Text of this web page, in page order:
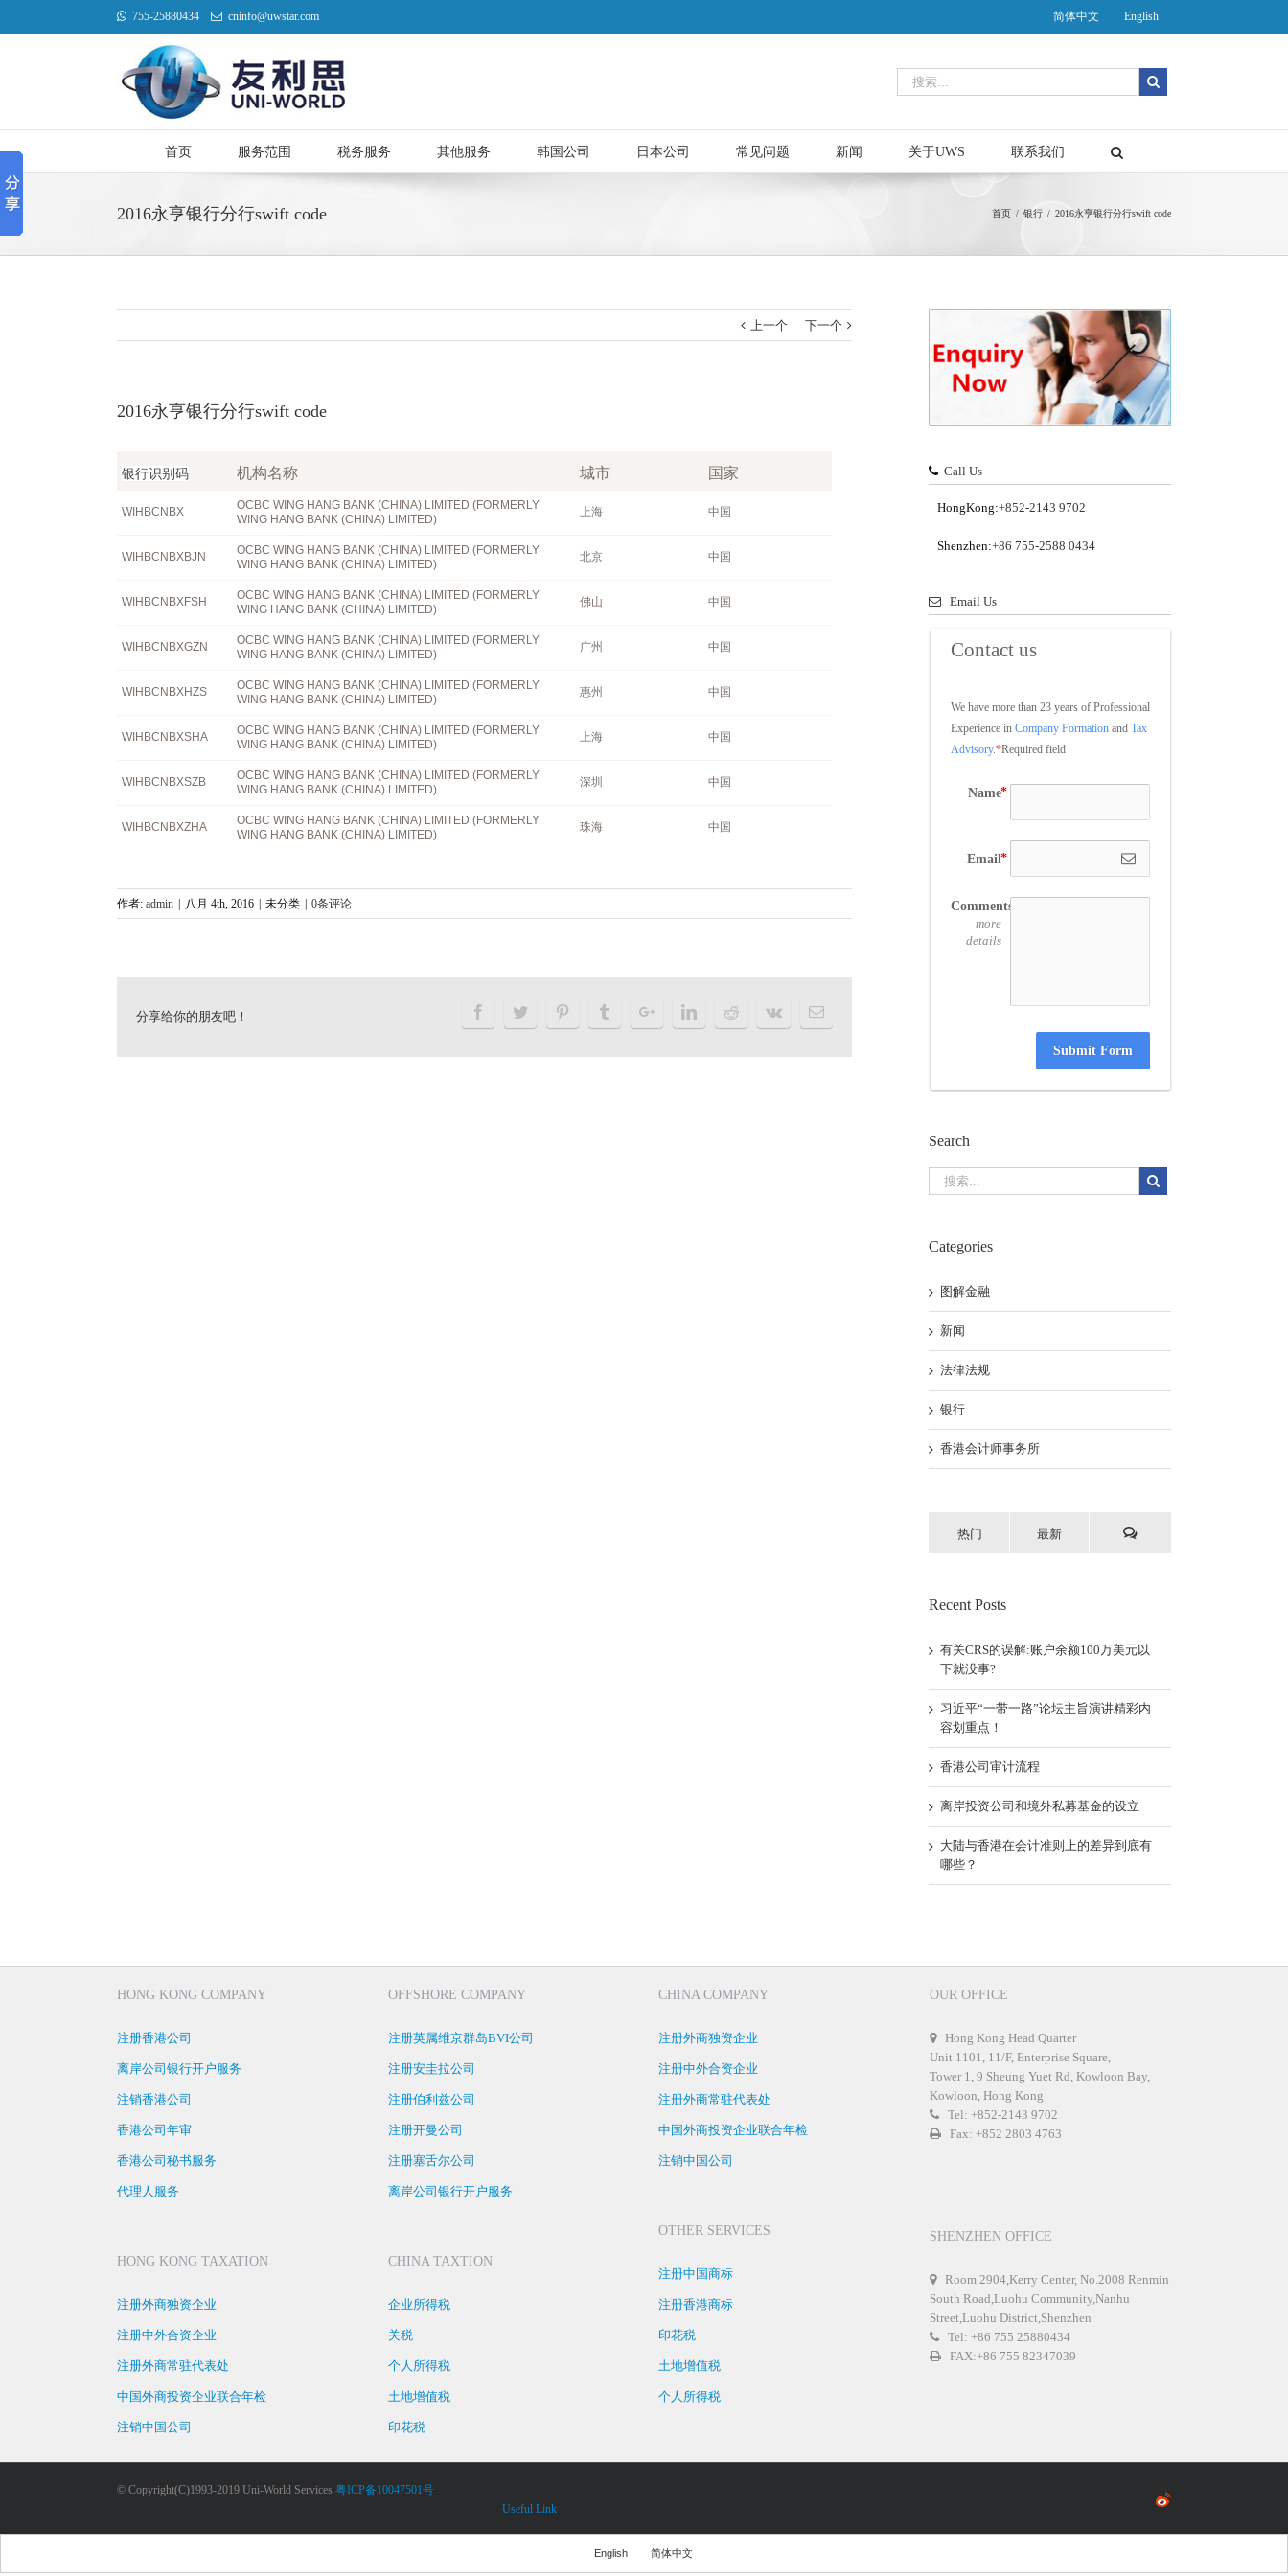
755-25880434 cninfo@uwstar.com 简体中文 English
首页 服务范围 税务服务 其他服务 韩国公司 日本公司 常见问题 新闻 关于UWS 联系我们
2016永亨银行分行swift code 首页 / 银行 / 2016永亨银行分行swift code
上一个 下一个
2016永亨银行分行swift code
银行识别码 机构名称 城市 国家
WIHBCNBX
OCBC WING HANG BANK (CHINA) LIMITED (FORMERLY
WING HANG BANK (CHINA) LIMITED)
上海 中国
WIHBCNBXBJN
OCBC WING HANG BANK (CHINA) LIMITED (FORMERLY
WING HANG BANK (CHINA) LIMITED)
北京 中国
WIHBCNBXFSH
OCBC WING HANG BANK (CHINA) LIMITED (FORMERLY
WING HANG BANK (CHINA) LIMITED)
佛山 中国
WIHBCNBXGZN
OCBC WING HANG BANK (CHINA) LIMITED (FORMERLY
WING HANG BANK (CHINA) LIMITED)
广州 中国
WIHBCNBXHZS
OCBC WING HANG BANK (CHINA) LIMITED (FORMERLY
WING HANG BANK (CHINA) LIMITED)
惠州 中国
WIHBCNBXSHA
OCBC WING HANG BANK (CHINA) LIMITED (FORMERLY
WING HANG BANK (CHINA) LIMITED)
上海 中国
WIHBCNBXSZB
OCBC WING HANG BANK (CHINA) LIMITED (FORMERLY
WING HANG BANK (CHINA) LIMITED)
深圳 中国
WIHBCNBXZHA
OCBC WING HANG BANK (CHINA) LIMITED (FORMERLY
WING HANG BANK (CHINA) LIMITED)
珠海 中国
作者: admin 八月 4th, 2016 未分类 0条评论
分享给你的朋友吧！
Call Us
HongKong:+852-2143 9702
Shenzhen:+86 755-2588 0434
Email Us
Contact us
We have more than 23 years of Professional
Experience in Company Formation and Tax
Advisory.*Required field
Name
Email
Comments
more
details
Submit Form
Search
Categories
图解金融
新闻
法律法规
银行
香港会计师事务所
热门 最新
Recent Posts
有关CRS的误解:账户余额100万美元以
下就没事?
习近平“一带一路”论坛主旨演讲精彩内
容划重点！
香港公司审计流程
离岸投资公司和境外私募基金的设立
大陆与香港在会计准则上的差异到底有
哪些？
HONG KONG COMPANY
注册香港公司
离岸公司银行开户服务
注销香港公司
香港公司年审
香港公司秘书服务
代理人服务
HONG KONG TAXATION
注册外商独资企业
注册中外合资企业
注册外商常驻代表处
中国外商投资企业联合年检
注销中国公司
OFFSHORE COMPANY
注册英属维京群岛BVI公司
注册安圭拉公司
注册伯利兹公司
注册开曼公司
注册塞舌尔公司
离岸公司银行开户服务
CHINA TAXTION
企业所得税
关税
个人所得税
土地增值税
印花税
CHINA COMPANY
注册外商独资企业
注册中外合资企业
注册外商常驻代表处
中国外商投资企业联合年检
注销中国公司
OTHER SERVICES
注册中国商标
注册香港商标
印花税
土地增值税
个人所得税
OUR OFFICE
Hong Kong Head Quarter
Unit 1101, 11/F, Enterprise Square,
Tower 1, 9 Sheung Yuet Rd, Kowloon Bay,
Kowloon, Hong Kong
Tel: +852-2143 9702
Fax: +852 2803 4763
SHENZHEN OFFICE
Room 2904,Kerry Center, No.2008 Renmin
South Road,Luohu Community,Nanhu
Street,Luohu District,Shenzhen
Tel: +86 755 25880434
FAX:+86 755 82347039
© Copyright(C)1993-2019 Uni-World Services 粤ICP备10047501号
Useful Link
English 简体中文